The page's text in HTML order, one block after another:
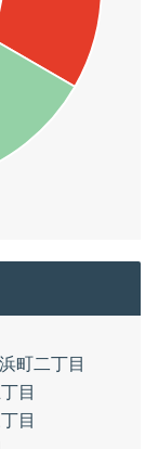
町二丁目
目
目